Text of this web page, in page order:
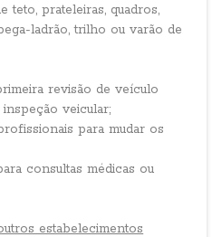
teto, prateleiras, quadros,
ladrão, trilho ou varão de
revisão de veículo
veicular;
para mudar os
consultas médicas ou
estabelecimentos